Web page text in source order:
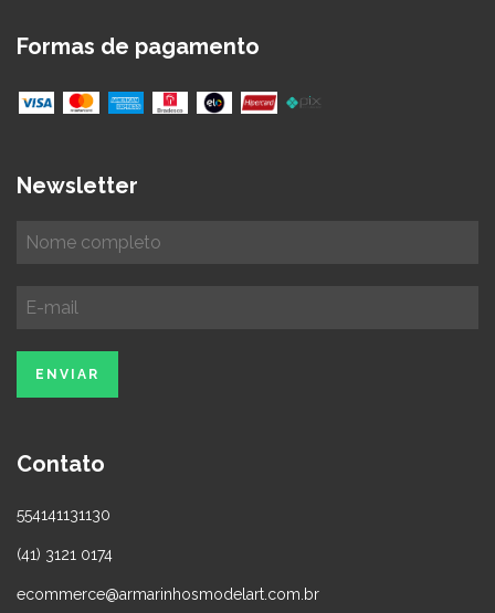
Formas de pagamento
Newsletter
Contato
554141131130
(41) 3121 0174
ecommerce@armarinhosmodelart.com.br